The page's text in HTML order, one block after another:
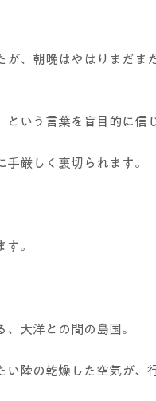
、朝晩はやはりまだま
いう言葉を盲目的に信
厳しく裏切られます。
。
、大洋との間の島国。
陸の乾燥した空気が、